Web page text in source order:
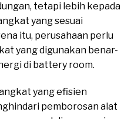
tetapi lebih kepada
yang sesuai
itu, perusahaan perlu
yang digunakan benar-
di battery room.
yang efisien
pemborosan alat